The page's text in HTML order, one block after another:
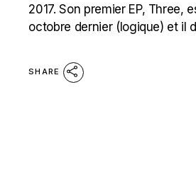
2017. Son premier EP, Three,
octobre dernier (logique) et il
SHARE